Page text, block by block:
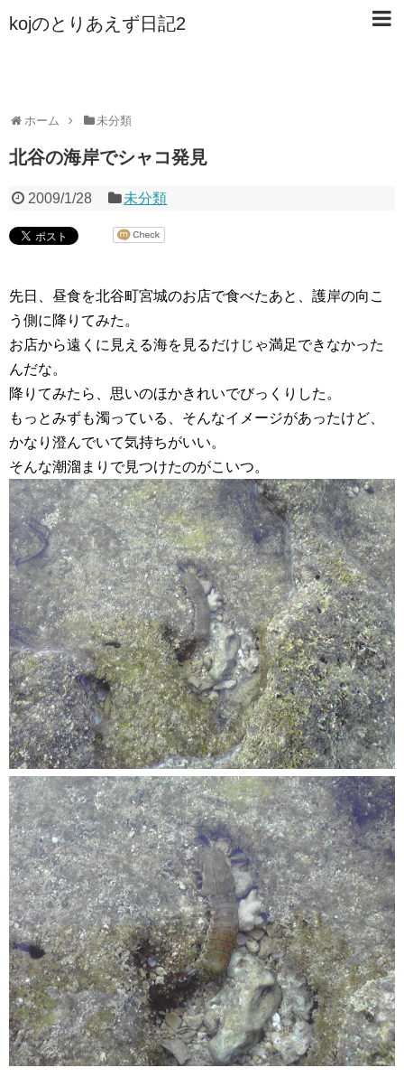
kojのとりあえず日記2
ホーム 未分類
北谷の海岸でシャコ発見
2009/1/28 未分類
先日、昼食を北谷町宮城のお店で食べたあと、護岸の向こ
う側に降りてみた。
お店から遠くに見える海を見るだけじゃ満足できなかった
んだな。
降りてみたら、思いのほかきれいでびっくりした。
もっとみずも濁っている、そんなイメージがあったけど、
かなり澄んでいて気持ちがいい。
そんな潮溜まりで見つけたのがこいつ。